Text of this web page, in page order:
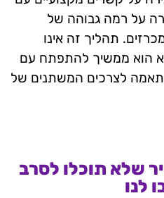
על רמה גבוהה של
תהליך זה אינו
הוא ממשיך להתפתח עם
לצרכים המשתנים של
שלא תוכלו לסרב
לנו